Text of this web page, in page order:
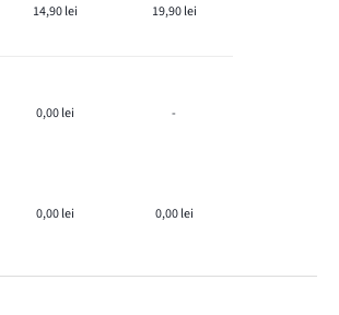
14,90 lei 19,90 lei
0,00 lei -
0,00 lei 0,00 lei